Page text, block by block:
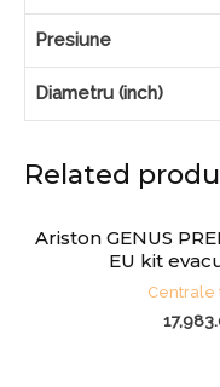
Presiune
Diametru (inch)
Related
Ariston GENUS
EU kit
Centrale